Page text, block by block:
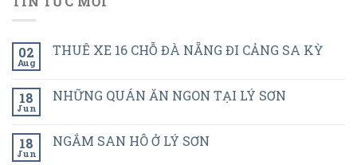
02
Aug
THUÊ XE 16 CHỖ ĐÀ NẴNG ĐI CẢNG SA KỲ
18
Jun
NHỮNG QUÁN ĂN NGON TẠI LÝ SƠN
18
Jun
NGẮM SAN HÔ Ở LÝ SƠN